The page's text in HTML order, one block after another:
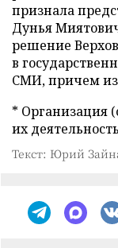
признала
Дунья
решение
в
СМИ, причем из
* Организация
их
Текст: Юрий